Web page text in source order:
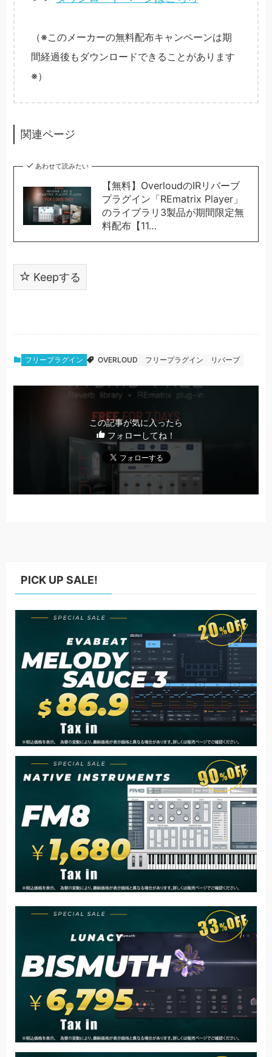
（※このメーカーの無料配布キャンペーンは期
間経過後もダウンロードできることがあります
※）
関連ページ
あわせて読みたい
【無料】OverloudのIRリバーブ
プラグイン「REmatrix Player」
のライブラリ3製品が期間限定無
料配布【11…
Keepする
フリープラグイン OVERLOUD フリープラグイン リバーブ
この記事が気に入ったら
フォローしてね！
PICK UP SALE!